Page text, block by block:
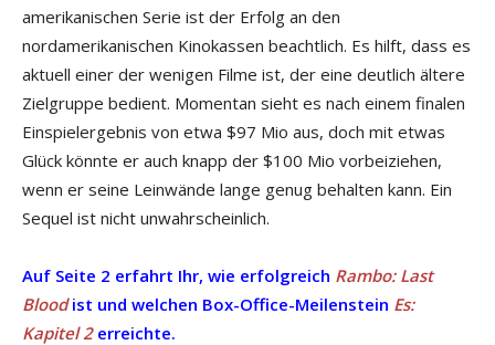
amerikanischen Serie ist der Erfolg an den
nordamerikanischen Kinokassen beachtlich. Es hilft, dass es
aktuell einer der wenigen Filme ist, der eine deutlich ältere
Zielgruppe bedient. Momentan sieht es nach einem finalen
Einspielergebnis von etwa $97 Mio aus, doch mit etwas
Glück könnte er auch knapp der $100 Mio vorbeiziehen,
wenn er seine Leinwände lange genug behalten kann. Ein
Sequel ist nicht unwahrscheinlich.
Auf Seite 2 erfahrt Ihr, wie erfolgreich Rambo: Last
Bloodist und welchen Box-Office-Meilenstein Es:
Kapitel 2erreichte.